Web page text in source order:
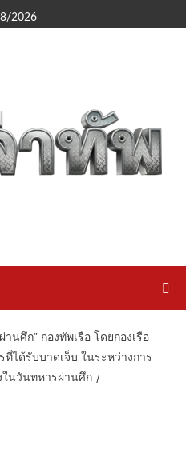
2026
นศึก” กองทัพเรือ โดยกองเรือ
ได้รับบาดเจ็บ ในระหว่างการ
นวันทหารผ่านศึก